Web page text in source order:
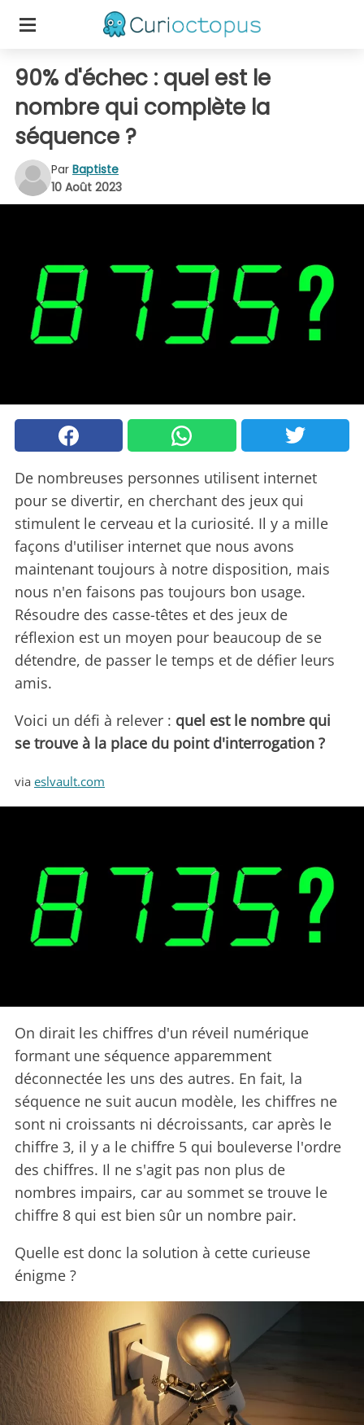
90% d'échec : quel est le
nombre qui complète la
séquence ?
Par Baptiste
10 Août 2023
De nombreuses personnes utilisent internet
pour se divertir, en cherchant des jeux qui
stimulent le cerveau et la curiosité. Il y a mille
façons d'utiliser internet que nous avons
maintenant toujours à notre disposition, mais
nous n'en faisons pas toujours bon usage.
Résoudre des casse-têtes et des jeux de
réflexion est un moyen pour beaucoup de se
détendre, de passer le temps et de défier leurs
amis.
Voici un défi à relever : quel est le nombre qui
se trouve à la place du point d'interrogation ?
via eslvault.com
On dirait les chiffres d'un réveil numérique
formant une séquence apparemment
déconnectée les uns des autres. En fait, la
séquence ne suit aucun modèle, les chiffres ne
sont ni croissants ni décroissants, car après le
chiffre 3, il y a le chiffre 5 qui bouleverse l'ordre
des chiffres. Il ne s'agit pas non plus de
nombres impairs, car au sommet se trouve le
chiffre 8 qui est bien sûr un nombre pair.
Quelle est donc la solution à cette curieuse
énigme ?